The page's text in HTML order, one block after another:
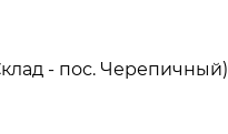
- пос. Черепичный)